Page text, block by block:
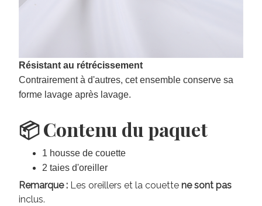
Résistant au rétrécissement
Contrairement à d'autres, cet ensemble conserve sa
forme lavage après lavage.
📦 Contenu du paquet
1 housse de couette
2 taies d'oreiller
Remarque : Les oreillers et la couette ne sont pas
inclus.